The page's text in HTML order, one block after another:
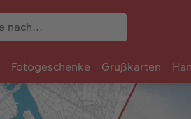
Fotogeschenke Grußkarten